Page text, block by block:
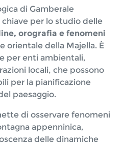
di Gamberale
per lo studio delle
orografia e fenomeni
orientale della Majella. È
per enti ambientali,
locali, che possono
per la pianificazione
paesaggio.
di osservare fenomeni
appenninica,
delle dinamiche